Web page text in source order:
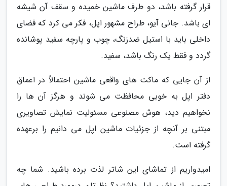
قرار گرفته باشد، دو طرف ماشین خمیده و سقف آن شیشه
ای باشد. جانی آیو، طراح مشهور اپل، فکر می کرد که فضای
داخلی باید با استیل ضدزنگ، چوب و پارچه سفید پوشانده
گردد و فقط یک رنگ باشد، سفید.
از آن جایی که ماکت های واقعی ماشین احتمالاً در اعماق
دفتر اپل به خوبی محافظت می شوند و هرگز آن ها را
نخواهیم دید، هوش مصنوعی مسئولیت نمایش تصاویری
مبتنی بر آنچه از جزئیات ماشین اپل می دانیم را برعهده
گرفته است.
امیدواریم از تماشای این شاتر لذت برده باشید. شما چه